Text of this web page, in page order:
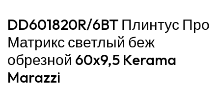
DD601820R/6BT Плинтус Про
Матрикс светлый беж
обрезной 60x9,5 Kerama
Marazzi